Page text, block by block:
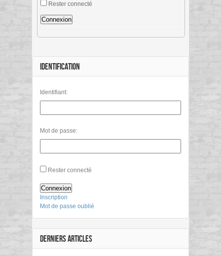
Rester connecté
Connexion
IDENTIFICATION
Identifiant:
Mot de passe:
Rester connecté
Connexion
Inscription
Mot de passe oublié
DERNIERS ARTICLES